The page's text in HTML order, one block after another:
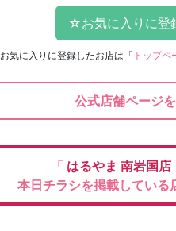
お気に入りに登録したお店は 「 トップペ
公式店舗ページを
「 はるやま 南岩国店
本日チラシを掲載している